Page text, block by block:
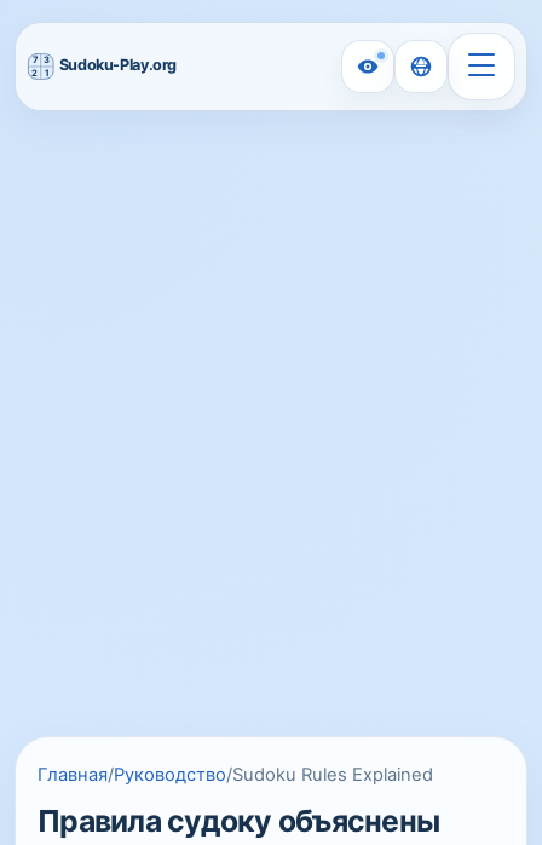
Главная/Руководство/Sudoku Rules Explained
Правила судоку объяснены